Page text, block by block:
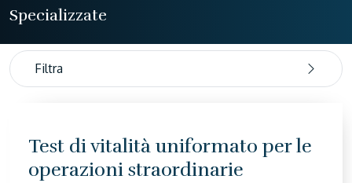
Specializzate
Filtra
Test di vitalità uniformato per le
operazioni straordinarie